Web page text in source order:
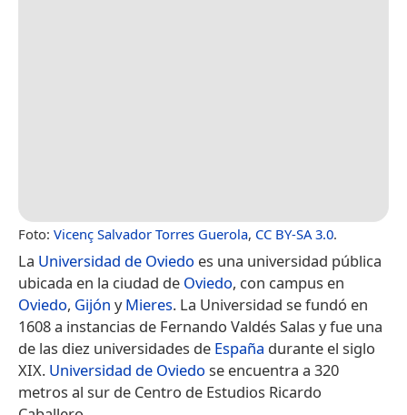
Foto: Vicenç Salvador Torres Guerola, CC BY-SA 3.0.
La Universidad de Oviedo es una universidad pública
ubicada en la ciudad de Oviedo, con campus en
Oviedo, Gijón yMieres. La Universidad se fundó en
1608 a instancias de Fernando Valdés Salas y fue una
de las diez universidades de España durante el siglo
XIX. Universidad de Oviedo se encuentra a 320
metros al sur de Centro de Estudios Ricardo